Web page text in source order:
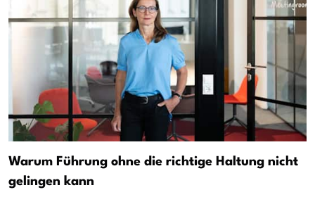
Warum Führung ohne die richtige Haltung nicht
gelingen kann